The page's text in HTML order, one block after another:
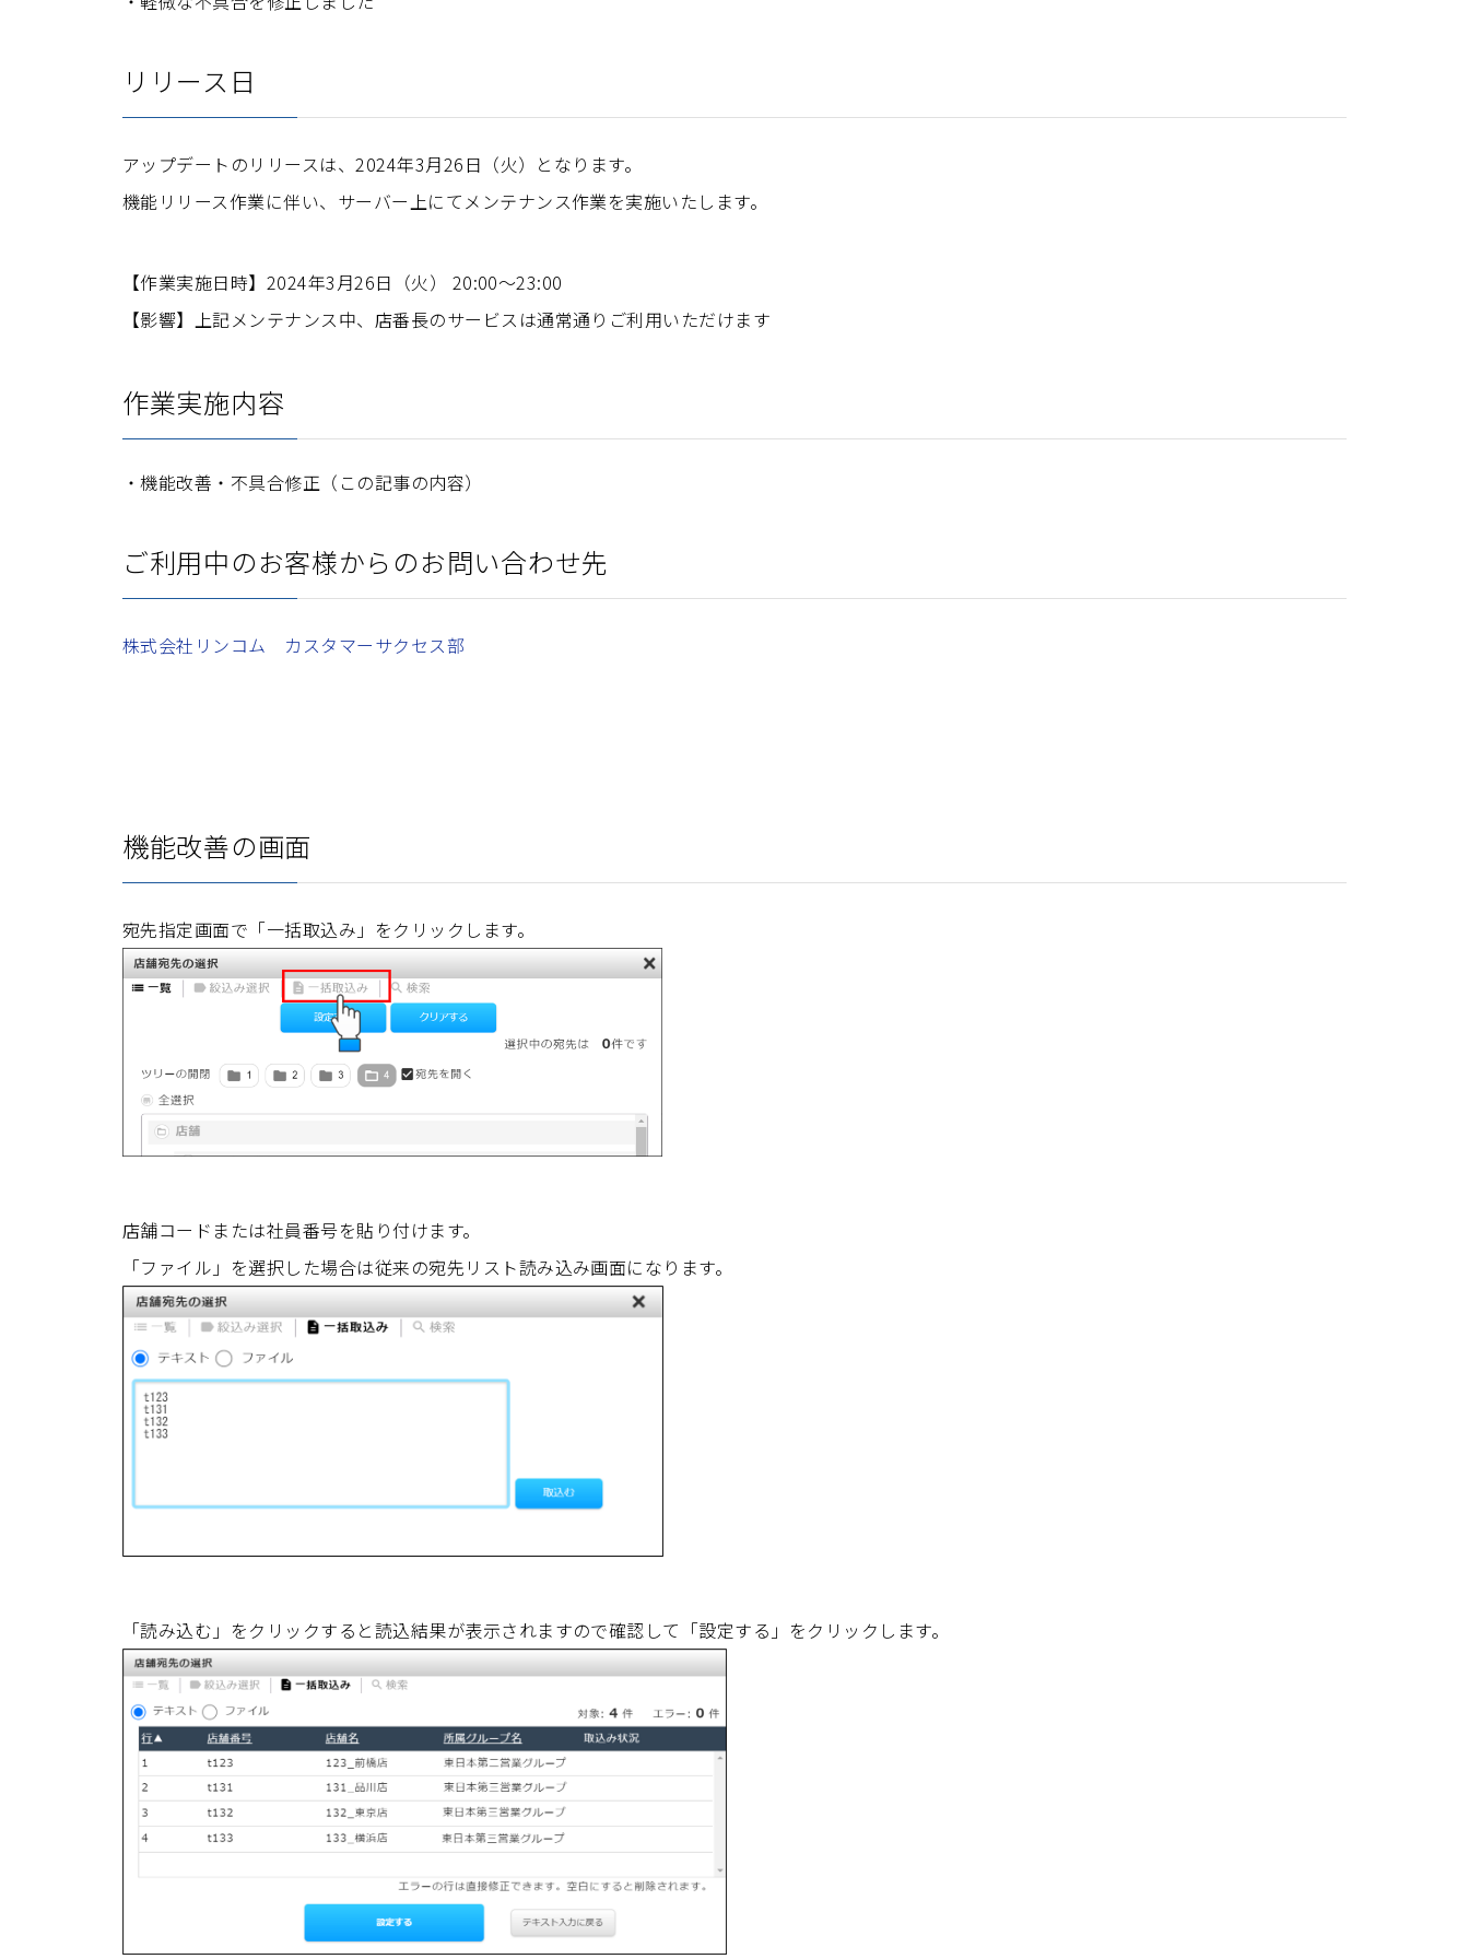
リリース日
アップデートのリリースは、2024年3月26日（火）となります。
機能リリース作業に伴い、サーバー上にてメンテナンス作業を実施いたします。
【作業実施日時】2024年3月26日（火） 20:00〜23:00
【影響】上記メンテナンス中、店番長のサービスは通常通りご利用いただけます
作業実施内容
機能改善・不具合修正（この記事の内容）
ご利用中のお客様からのお問い合わせ先
株式会社リンコム カスタマーサクセス部
機能改善の画面
宛先指定画面で「一括取込み」をクリックします。
店舗コードまたは社員番号を貼り付けます。
「ファイル」を選択した場合は従来の宛先リスト読み込み画面になります。
「読み込む」をクリックすると読込結果が表示されますので確認して「設定する」をクリックします。